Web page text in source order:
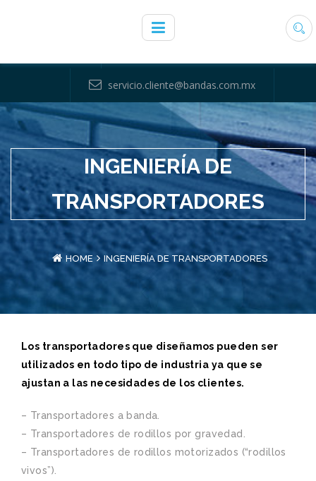
servicio.cliente@bandas.com.mx
INGENIERÍA DE
TRANSPORTADORES
HOME INGENIERÍA DE TRANSPORTADORES
Los transportadores que diseñamos pueden ser
utilizados en todo tipo de industria ya que se
ajustan a las necesidades de los clientes.
– Transportadores a banda.
– Transportadores de rodillos por gravedad.
– Transportadores de rodillos motorizados (“rodillos
vivos”).